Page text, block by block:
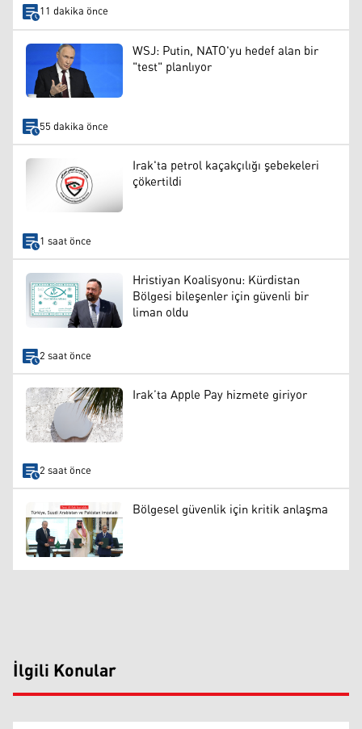
11 dakika önce
WSJ: Putin, NATO'yu hedef alan bir
"test" planlıyor
55 dakika önce
Irak'ta petrol kaçakçılığı şebekeleri
çökertildi
1 saat önce
Hristiyan Koalisyonu: Kürdistan
Bölgesi bileşenler için güvenli bir
liman oldu
2 saat önce
Irak’ta Apple Pay hizmete giriyor
2 saat önce
Bölgesel güvenlik için kritik anlaşma
İlgili Konular